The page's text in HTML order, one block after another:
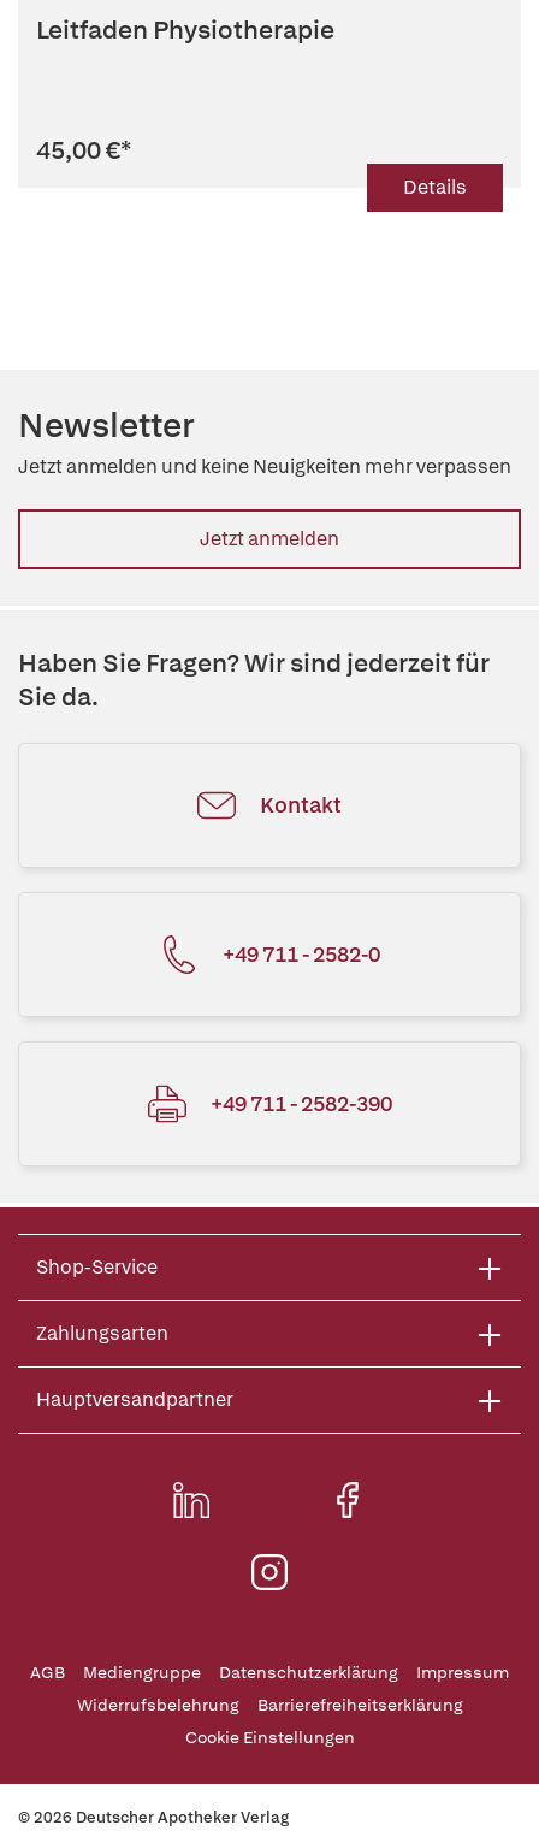
Leitfaden Physiotherapie
45,00 €*
Details
Newsletter
Jetzt anmelden und keine Neuigkeiten mehr verpassen
Jetzt anmelden
Haben Sie Fragen? Wir sind jederzeit für
Sie da.
Kontakt
+49 711 - 2582-0
+49 711 - 2582-390
Shop-Service
Zahlungsarten
Hauptversandpartner
AGB Mediengruppe Datenschutzerklärung
Impressum
Widerrufsbelehrung
Barrierefreiheitserklärung
Cookie Einstellungen
© 2026 Deutscher Apotheker Verlag